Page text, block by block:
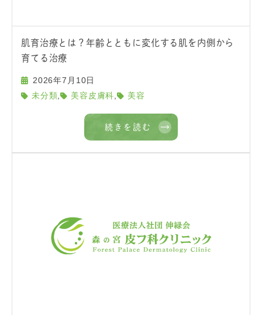
肌育治療とは？年齢とともに変化する肌を内側から
育てる治療
2026年7月10日
未分類 , 美容皮膚科 , 美容
続きを読む